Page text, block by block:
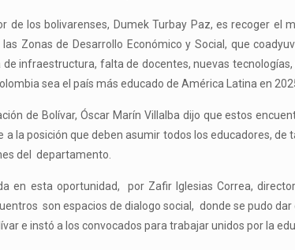
de los bolivarenses, Dumek Turbay Paz, es recoger
Zonas de Desarrollo Económico y Social, que
infraestructura, falta de docentes, nuevas
sea el país más educado de América Latina en
de Bolívar, Óscar Marín Villalba dijo que estos
la posición que deben asumir todos los educadores,
del departamento.
en esta oportunidad, por Zafir Iglesias Correa,
son espacios de dialogo social, donde se pudo
e instó a los convocados para trabajar unidos por la